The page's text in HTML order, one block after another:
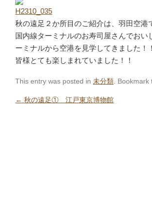
秋の遠足２か所目のご紹介は、羽田空港
国内線ターミナルのお寿司屋さんでお
ーミナルから空港を見学してきました！
皆様とても楽しまれていました！！
This entry was posted in 未分類 .
← 秋の遠足① 江戸東京博物館